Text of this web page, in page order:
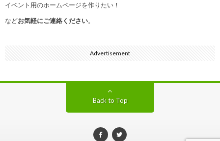
イベント用のホームページを作りたい！
などお気軽にご連絡ください。
Advertisement
Back to Top